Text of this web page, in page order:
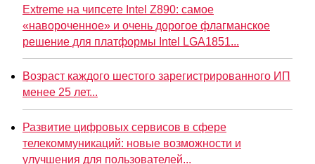
Extreme на чипсете Intel Z890: самое
«навороченное» и очень дорогое флагманское
решение для платформы Intel LGA1851...
Возраст каждого шестого зарегистрированного ИП
менее 25 лет...
Развитие цифровых сервисов в сфере
телекоммуникаций: новые возможности и
улучшения для пользователей...